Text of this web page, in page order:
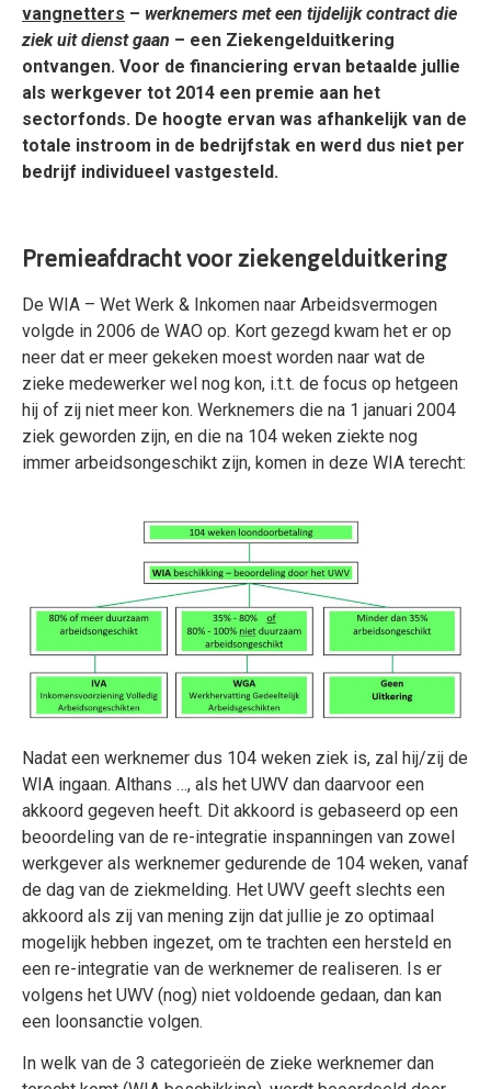
vangnetters – werknemers met een tijdelijk contract die
ziek uit dienst gaan – een Ziekengelduitkering
ontvangen. Voor de financiering ervan betaalde jullie
als werkgever tot 2014 een premie aan het
sectorfonds. De hoogte ervan was afhankelijk van de
totale instroom in de bedrijfstak en werd dus niet per
bedrijf individueel vastgesteld.
Premieafdracht voor ziekengelduitkering
De WIA – Wet Werk & Inkomen naar Arbeidsvermogen
volgde in 2006 de WAO op. Kort gezegd kwam het er op
neer dat er meer gekeken moest worden naar wat de
zieke medewerker wel nog kon, i.t.t. de focus op hetgeen
hij of zij niet meer kon. Werknemers die na 1 januari 2004
ziek geworden zijn, en die na 104 weken ziekte nog
immer arbeidsongeschikt zijn, komen in deze WIA terecht:
Nadat een werknemer dus 104 weken ziek is, zal hij/zij de
WIA ingaan. Althans …, als het UWV dan daarvoor een
akkoord gegeven heeft. Dit akkoord is gebaseerd op een
beoordeling van de re-integratie inspanningen van zowel
werkgever als werknemer gedurende de 104 weken, vanaf
de dag van de ziekmelding. Het UWV geeft slechts een
akkoord als zij van mening zijn dat jullie je zo optimaal
mogelijk hebben ingezet, om te trachten een hersteld en
een re-integratie van de werknemer de realiseren. Is er
volgens het UWV (nog) niet voldoende gedaan, dan kan
een loonsanctie volgen.
In welk van de 3 categorieën de zieke werknemer dan